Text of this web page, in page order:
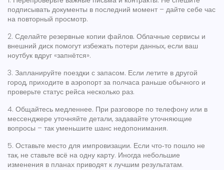
подписывать документы в последний момент – дайте себе час
на повторный просмотр.
2. Сделайте резервные копии файлов. Облачные сервисы и
внешний диск помогут избежать потери данных, если ваш
ноутбук вдруг «запнётся».
3. Запланируйте поездки с запасом. Если летите в другой
город, приходите в аэропорт за полчаса раньше обычного и
проверьте статус рейса несколько раз.
4. Общайтесь медленнее. При разговоре по телефону или в
мессенджере уточняйте детали, задавайте уточняющие
вопросы – так уменьшите шанс недопонимания.
5. Оставьте место для импровизации. Если что‑то пошло не
так, не ставьте всё на одну карту. Иногда небольшие
изменения в планах приводят к лучшим результатам.